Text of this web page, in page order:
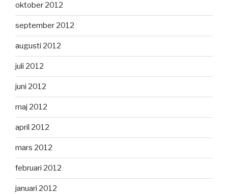
oktober 2012
september 2012
augusti 2012
juli 2012
juni 2012
maj 2012
april 2012
mars 2012
februari 2012
januari 2012